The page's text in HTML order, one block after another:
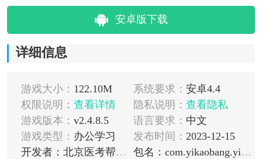
安卓版下载
详细信息
游戏大小： 122.10M 系统要求： 安卓4.4
权限说明： 查看详情 隐私说明： 查看隐私
游戏版本： v2.4.8.5 语言要求： 中文
游戏类型： 办公学习 发布时间： 2023-12-15
开发者：北京医考帮科技有限公司
包名：com.yikaobang.yixue